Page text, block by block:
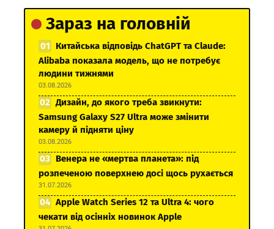
Зараз на головній
Китайська відповідь ChatGPT та Claude:
Alibaba показала модель, що не потребує
людини тижнями
03.08.2026
Дизайн, до якого треба звикнути:
Samsung Galaxy S27 Ultra може змінити
камеру й підняти ціну
03.08.2026
Венера не «мертва планета»: під
розпеченою поверхнею досі щось рухається
31.07.2026
Apple Watch Series 12 та Ultra 4: чого
чекати від осінніх новинок Apple